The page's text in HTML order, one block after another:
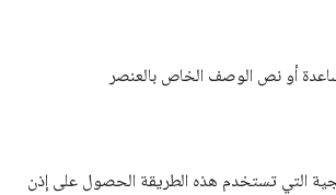
أو نص الوصف الخاص بالعنصر
التي تستخدم هذه الطريقة الحصول على إذن